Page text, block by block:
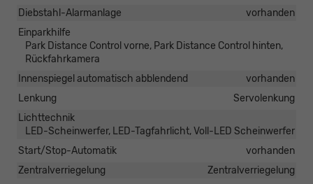
Diebstahl-Alarmanlage
vorhanden
Einparkhilfe
Park Distance Control vorne, Park Distance Control hinten,
Rückfahrkamera
Innenspiegel automatisch abblendend
vorhanden
Lenkung
Servolenkung
Lichttechnik
LED-Scheinwerfer, LED-Tagfahrlicht, Voll-LED Scheinwerfer
Start/Stop-Automatik
vorhanden
Zentralverriegelung
Zentralverriegelung